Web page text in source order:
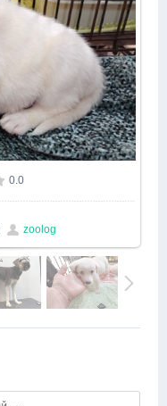
0.0
zoolog